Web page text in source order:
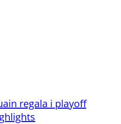
regala i playoff